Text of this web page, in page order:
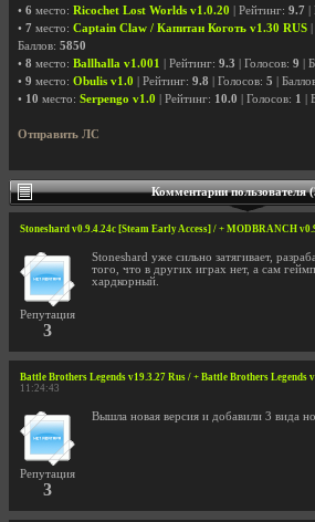
• 6 место: Ricochet Lost Worlds v1.0.20 | Рейтинг: 9.7
• 7 место: Captain Claw / Капитан Коготь v1.30 RUS
Баллов: 5850
• 8 место: Ballhalla v1.001 | Рейтинг: 9.3 | Голосов: 9 |
• 9 место: Obulis v1.0 | Рейтинг: 9.8 | Голосов: 5 |
• 10 место: Serpengo v1.0 | Рейтинг: 10.0 | Голосов: 1 |
Отправить ЛС
Комментарии пользователя
Stoneshard v0.9.4.24c [Steam Early Access] / + MODBRANCH
Репутация
3
Stoneshard уже сильно затягивает,
того, что в других играх нет, а сам
хардкорный.
Battle Brothers Legends v19.3.27 Rus / + Battle Brothers Legends
11:24:43
Репутация
3
Вышла новая версия и добавили 3 вида